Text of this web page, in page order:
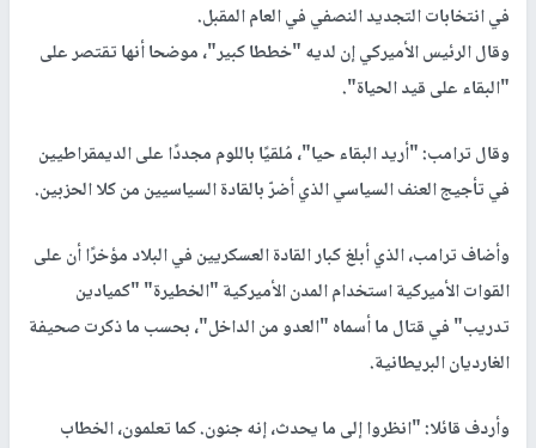
في انتخابات التجديد النصفي في العام المقبل.
وقال الرئيس الأميركي إن لديه "خططا كبير"، موضحا أنها تقتصر على
"البقاء على قيد الحياة".
وقال ترامب: "أريد البقاء حيا"، مُلقيًا باللوم مجددًا على الديمقراطيين
في تأجيج العنف السياسي الذي أضرّ بالقادة السياسيين من كلا الحزبين.
وأضاف ترامب، الذي أبلغ كبار القادة العسكريين في البلاد مؤخرًا أن على
القوات الأميركية استخدام المدن الأميركية "الخطيرة" "كميادين
تدريب" في قتال ما أسماه "العدو من الداخل"، بحسب ما ذكرت صحيفة
الغارديان البريطانية.
وأردف قائلا: "انظروا إلى ما يحدث، إنه جنون. كما تعلمون، الخطاب